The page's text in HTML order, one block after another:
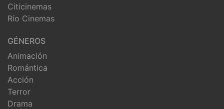
Citicinemas
Río Cinemas
GÉNEROS
Animación
Romántica
Acción
Terror
Drama